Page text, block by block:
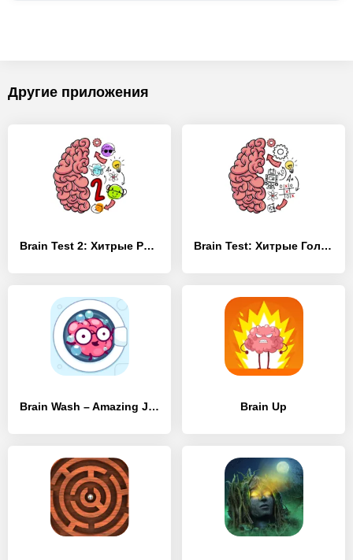
Другие приложения
Brain Test 2: Хитрые Рассказы Brain Test: Хитрые Головоломки
Brain Wash – Amazing Jigsaw Thinking Game Brain Up